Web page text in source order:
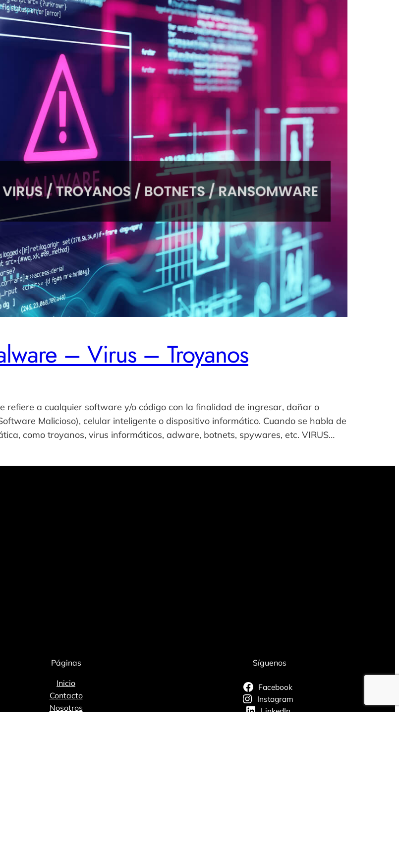
– Virus – Troyanos
refiere a cualquier software y/o código con la finalidad de ingresar, dañar o
Malicioso), celular inteligente o dispositivo informático. Cuando se habla de
como troyanos, virus informáticos, adware, botnets, spywares, etc. VIRUS…
Páginas
Inicio
Contacto
Nosotros
Síguenos
Facebook
Instagram
LinkedIn